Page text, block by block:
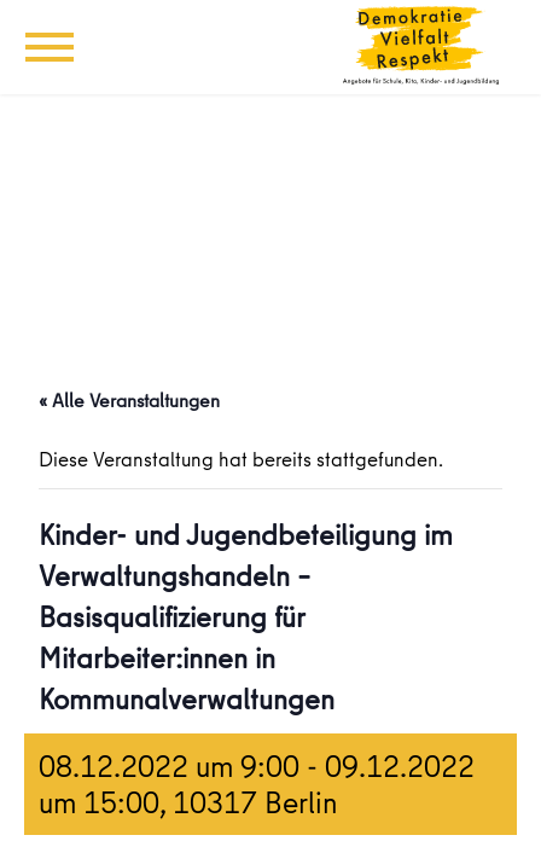
« Alle Veranstaltungen
Diese Veranstaltung hat bereits stattgefunden.
Kinder- und Jugendbeteiligung im
Verwaltungshandeln –
Basisqualifizierung für
Mitarbeiter:innen in
Kommunalverwaltungen
08.12.2022 um 9:00 - 09.12.2022
um 15:00, 10317 Berlin